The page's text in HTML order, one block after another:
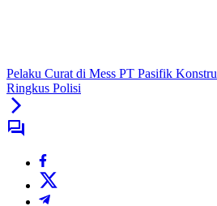
Pelaku Curat di Mess PT Pasifik
Ringkus Polisi